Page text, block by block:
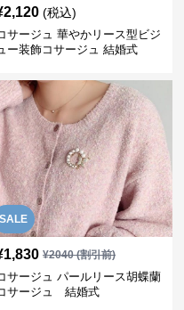
2,120 (税込)
サージュ 華やかリース型ビジ
ー装飾コサージュ 結婚式
SALE
1,830 ¥2040(割引前)
サージュ パールリース胡蝶蘭
サージュ 結婚式